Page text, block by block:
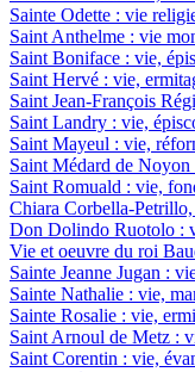
Sainte Odette : vie
Saint Anthelme : vie
Saint Boniface : vie,
Saint Hervé : vie,
Saint Jean-François
Saint Landry : vie,
Saint Mayeul : vie,
Saint Médard de Noyon
Saint Romuald : vie,
Chiara Corbella-
Don Dolindo Ruotolo :
Vie et oeuvre du roi
Sainte Jeanne Jugan :
Sainte Nathalie : vie,
Sainte Rosalie : vie,
Saint Arnoul de Metz :
Saint Corentin : vie,